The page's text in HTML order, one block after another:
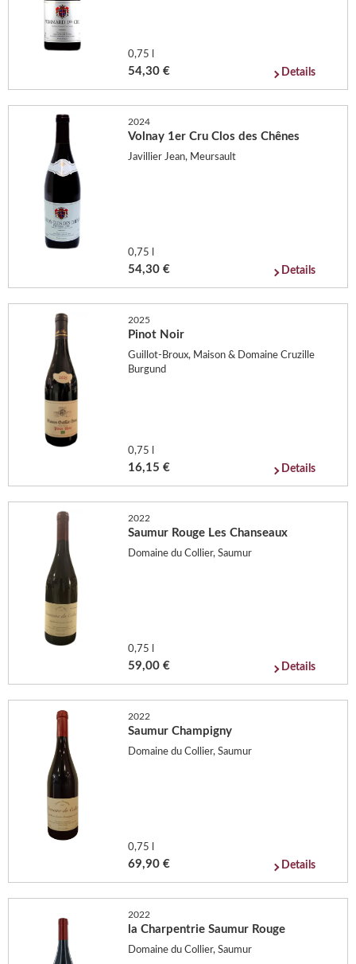
0,75 l
54,30 € Details
2024
Volnay 1er Cru Clos des Chênes
Javillier Jean, Meursault
0,75 l
54,30 € Details
2025
Pinot Noir
Guillot-Broux, Maison & Domaine Cruzille
Burgund
0,75 l
16,15 € Details
2022
Saumur Rouge Les Chanseaux
Domaine du Collier, Saumur
0,75 l
59,00 € Details
2022
Saumur Champigny
Domaine du Collier, Saumur
0,75 l
69,90 € Details
2022
la Charpentrie Saumur Rouge
Domaine du Collier, Saumur